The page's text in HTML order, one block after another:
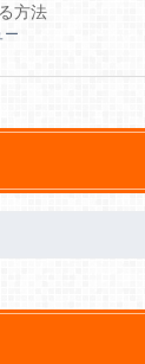
方法
ー